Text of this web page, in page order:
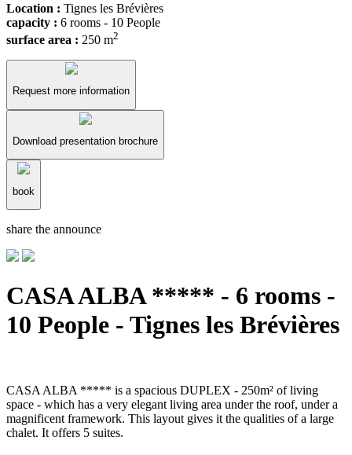
Location : Tignes les Brévières
capacity : 6 rooms - 10 People
surface area : 250 m2
Request more information
Download presentation brochure
book
share the announce
CASA ALBA ***** - 6 rooms -
10 People - Tignes les Brévières
CASA ALBA ***** is a spacious DUPLEX - 250m² of living
space - which has a very elegant living area under the roof, under a
magnificent framework. This layout gives it the qualities of a large
chalet. It offers 5 suites.